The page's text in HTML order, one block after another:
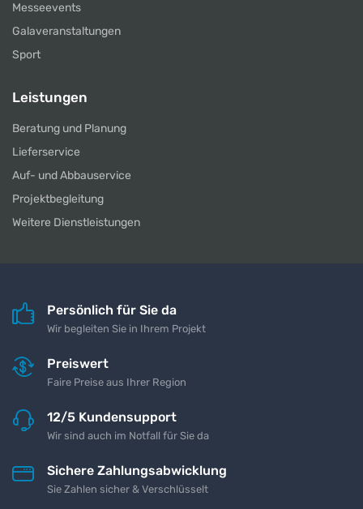
Messeevents
Galaveranstaltungen
Sport
Leistungen
Beratung und Planung
Lieferservice
Auf- und Abbauservice
Projektbegleitung
Weitere Dienstleistungen
Persönlich für Sie da
Wir begleiten Sie in Ihrem Projekt
Preiswert
Faire Preise aus Ihrer Region
12/5 Kundensupport
Wir sind auch im Notfall für Sie da
Sichere Zahlungsabwicklung
Sie Zahlen sicher & Verschlüsselt